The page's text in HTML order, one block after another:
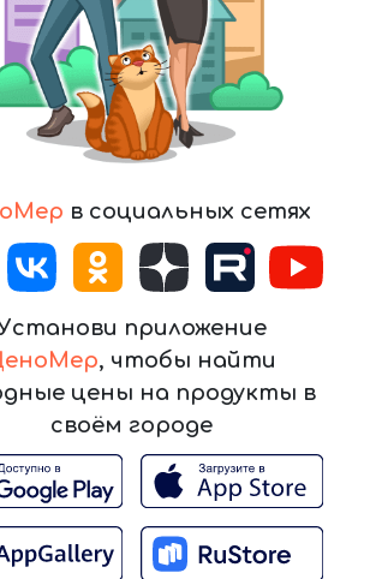
в социальных сетях
приложение
, чтобы найти
цены на продукты в
своём городе